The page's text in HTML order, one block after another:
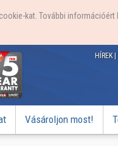
kat. További információért
HÍREK |
Vásároljon most!